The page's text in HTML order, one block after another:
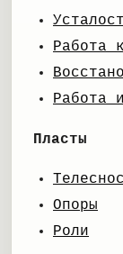
Работа
Работа
Пласты
Опоры
Роли